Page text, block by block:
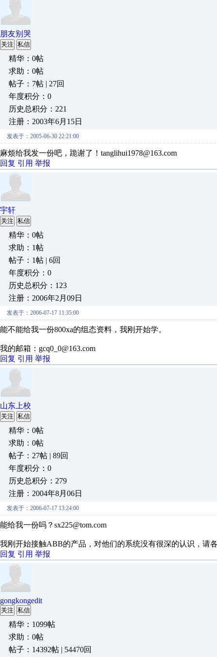
朋友别哭
关注 私信
精华：0帖
求助：0帖
帖子：7帖 | 27回
年度积分：0
历史总积分：221
注册：2003年6月15日
发表于：2005-06-30 22:21:00
麻烦给我发一份吧，跪谢了！tanglihui1978@163.com
回复 引用 举报
宇轩
关注 私信
精华：0帖
求助：1帖
帖子：1帖 | 6回
年度积分：0
历史总积分：123
注册：2006年2月09日
发表于：2006-07-17 11:35:00
能不能给我一份800xa的组态资料，我刚开始学。
我的邮箱：gcq0_0@163.com
回复 引用 举报
山东上校
关注 私信
精华：0帖
求助：0帖
帖子：27帖 | 89回
年度积分：0
历史总积分：279
注册：2004年8月06日
发表于：2006-07-17 13:24:00
能给我一份吗？sx225@tom.com
我刚开始接触ABB的产品，对他们的系统没有很深的认识，请
回复 引用 举报
gongkongedit
关注 私信
精华：1099帖
求助：0帖
帖子：14392帖 | 54470回